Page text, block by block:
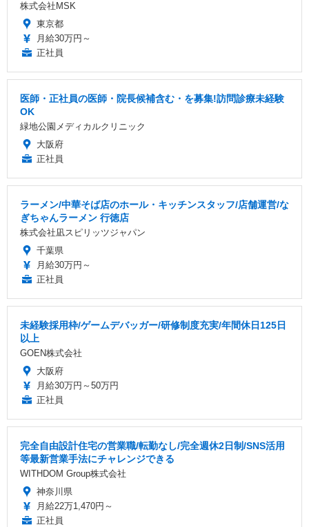
株式会社MSK
東京都
月給30万円～
正社員
医師・正社員の医師・院長候補含む・を募集!訪問診療未経験
OK
緑地公園メディカルクリニック
大阪府
正社員
ラーメン/中華そば店のホール・キッチンスタッフ/店舗運営/な
ぎちゃんラーメン 行徳店
株式会社凪スピリッツジャパン
千葉県
月給30万円～
正社員
未経験採用枠/ゲームデバッガー/研修制度充実/年間休日125日
以上
GOEN株式会社
大阪府
月給30万円～50万円
正社員
完全自由設計住宅の営業職/転勤なし/完全週休2日制/SNS活用
等最新営業手法にチャレンジできる
WITHDOM Group株式会社
神奈川県
月給22万1,470円～
正社員